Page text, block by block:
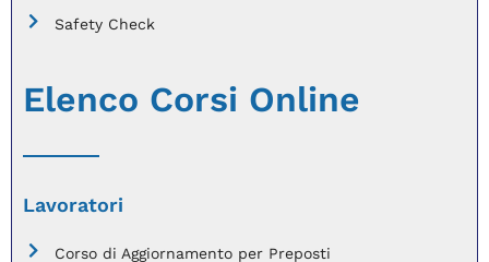
Safety Check
Elenco Corsi Online
Lavoratori
Corso di Aggiornamento per Preposti